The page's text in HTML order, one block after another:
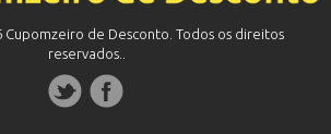
de Desconto. Todos os direitos
reservados..